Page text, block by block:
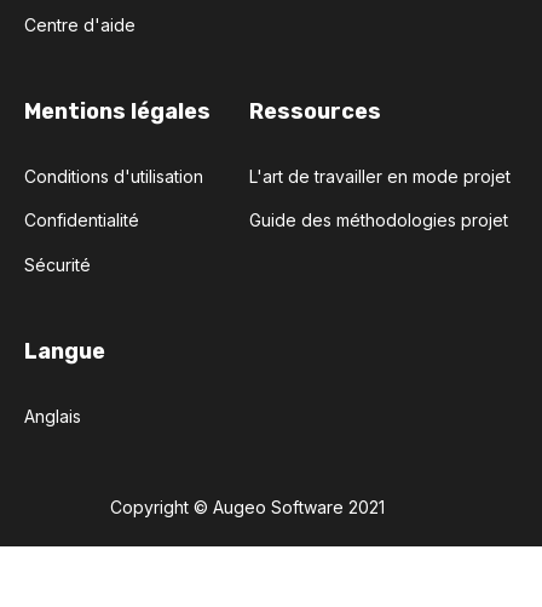
Centre d'aide
Mentions légales
Conditions d'utilisation
Confidentialité
Sécurité
Ressources
L'art de travailler en mode projet
Guide des méthodologies projet
Langue
Anglais
Copyright © Augeo Software 2021